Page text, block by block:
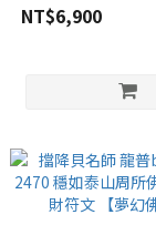
【夢幻佛牌】
NT$6,900